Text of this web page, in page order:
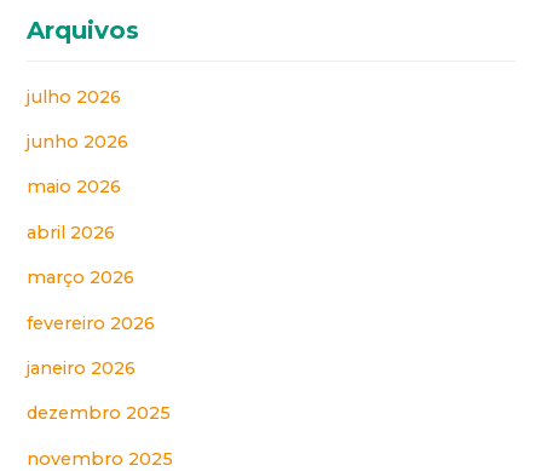
Arquivos
julho 2026
junho 2026
maio 2026
abril 2026
março 2026
fevereiro 2026
janeiro 2026
dezembro 2025
novembro 2025